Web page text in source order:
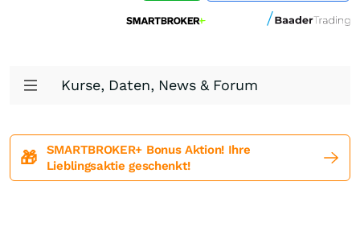
Kurse, Daten, News & Forum
🎁
SMARTBROKER+ Bonus Aktion! Ihre
Lieblingsaktie geschenkt!